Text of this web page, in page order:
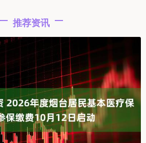
推荐资讯